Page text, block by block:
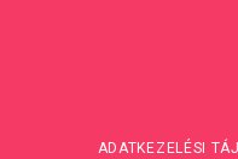
ADATKEZELÉSI